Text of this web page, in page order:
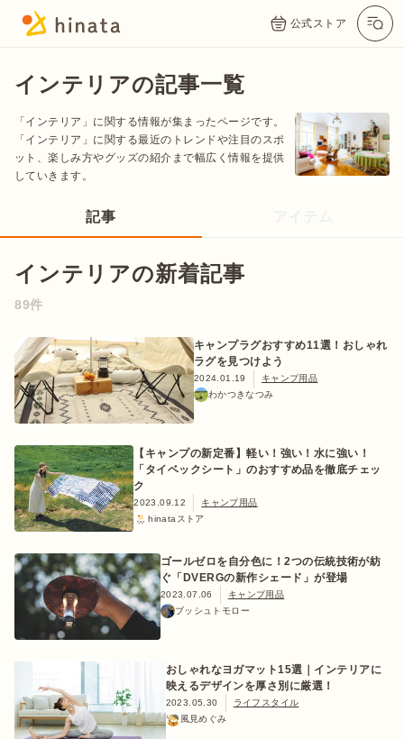
公式ストア
インテリアの記事一覧
「インテリア」に関する情報が集まったページです。
「インテリア」に関する最近のトレンドや注目のスポ
ット、楽しみ方やグッズの紹介まで幅広く情報を提供
していきます。
記事
インテリアの新着記事
89件
キャンプラグおすすめ11選！おしゃれ
ラグを見つけよう
2024.01.19
キャンプ用品
わかつきなつみ
【キャンプの新定番】軽い！強い！水に強い！
「タイベックシート」のおすすめ品を徹底チェッ
ク
2023.09.12
キャンプ用品
hinataストア
ゴールゼロを自分色に！2つの伝統技術が紡
ぐ「DVERGの新作シェード」が登場
2023.07.06
キャンプ用品
ブッシュトモロー
おしゃれなヨガマット15選｜インテリアに
映えるデザインを厚さ別に厳選！
2023.05.30
ライフスタイル
風見めぐみ
公式App Twitter Instagram
公式オンラインストア
おすすめ特集
キャンプ用品
キャンプ場
how to